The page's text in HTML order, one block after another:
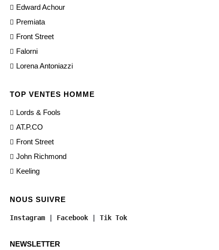
Edward Achour
Premiata
Front Street
Falorni
Lorena Antoniazzi
TOP VENTES HOMME
Lords & Fools
AT.P.CO
Front Street
John Richmond
Keeling
NOUS SUIVRE
Instagram | Facebook | Tik Tok
NEWSLETTER